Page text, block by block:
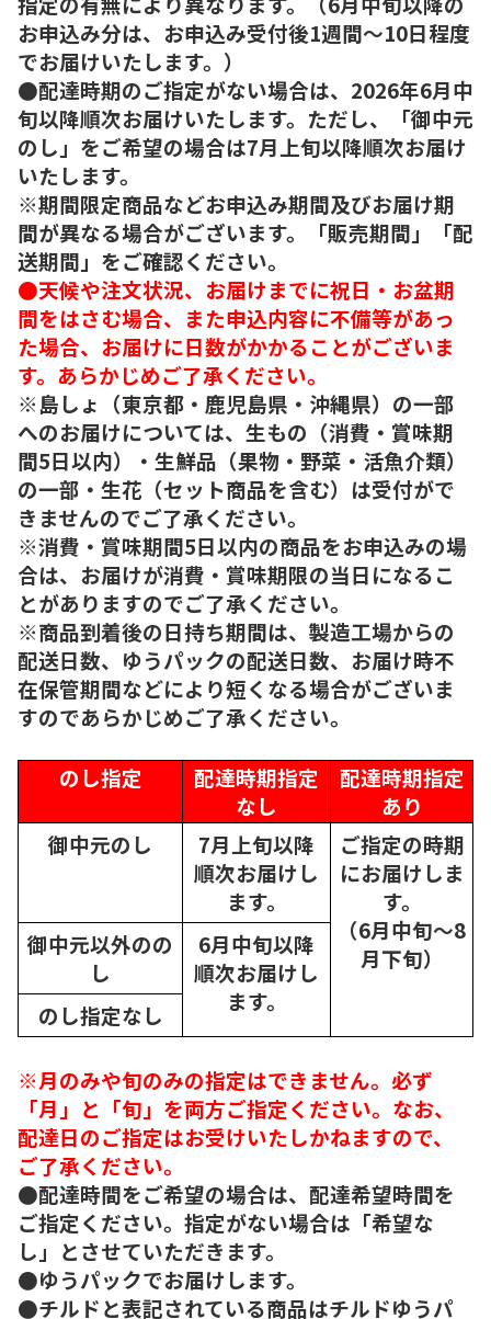
お申込み分は、お申込み受付後1週間～10日程度
でお届けいたします。）
●配達時期のご指定がない場合は、2026年6月中
旬以降順次お届けいたします。ただし、「御中元
のし」をご希望の場合は7月上旬以降順次お届け
いたします。
※期間限定商品などお申込み期間及びお届け期
間が異なる場合がございます。「販売期間」「配
送期間」をご確認ください。
●天候や注文状況、お届けまでに祝日・お盆期
間をはさむ場合、また申込内容に不備等があっ
た場合、お届けに日数がかかることがございま
す。あらかじめご了承ください。
※島しょ（東京都・鹿児島県・沖縄県）の一部
へのお届けについては、生もの（消費・賞味期
間5日以内）・生鮮品（果物・野菜・活魚介類）
の一部・生花（セット商品を含む）は受付がで
きませんのでご了承ください。
※消費・賞味期間5日以内の商品をお申込みの場
合は、お届けが消費・賞味期限の当日になるこ
とがありますのでご了承ください。
※商品到着後の日持ち期間は、製造工場からの
配送日数、ゆうパックの配送日数、お届け時不
在保管期間などにより短くなる場合がございま
すのであらかじめご了承ください。
のし指定
配達時期指定
なし
配達時期指定
あり
御中元のし
7月上旬以降
順次お届けし
ます。
ご指定の時期
にお届けしま
す。
（6月中旬～8
月下旬）
御中元以外のの
し
6月中旬以降
順次お届けし
ます。
のし指定なし
※月のみや旬のみの指定はできません。必ず
「月」と「旬」を両方ご指定ください。なお、
配達日のご指定はお受けいたしかねますので、
ご了承ください。
●配達時間をご希望の場合は、配達希望時間を
ご指定ください。指定がない場合は「希望な
し」とさせていただきます。
●ゆうパックでお届けします。
●チルドと表記されている商品はチルドゆうパ